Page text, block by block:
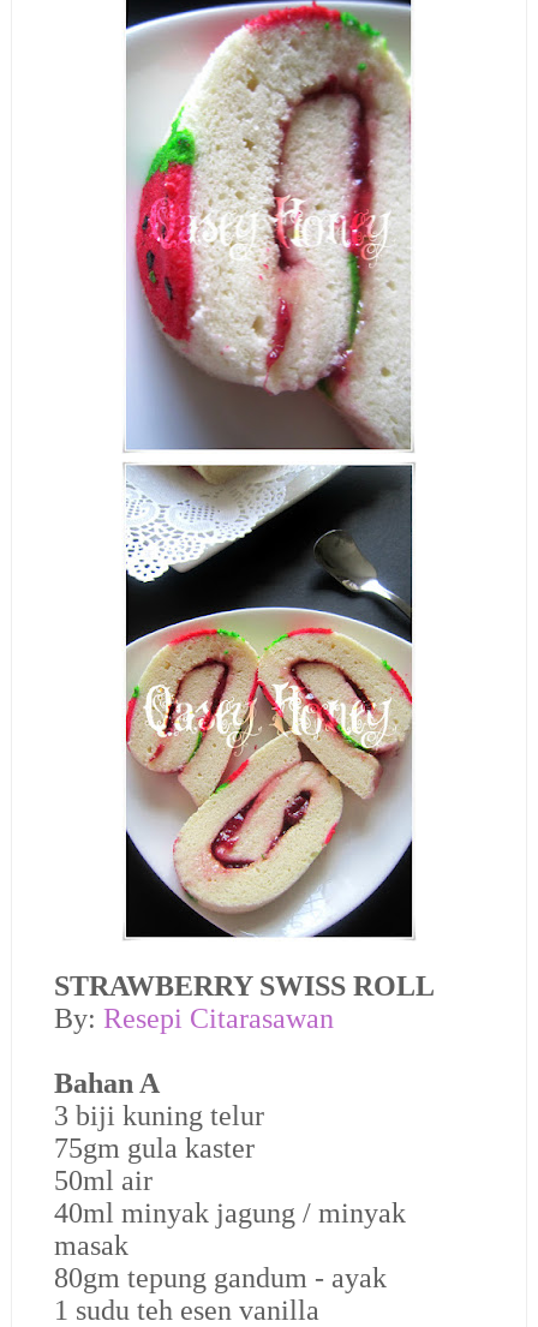
STRAWBERRY SWISS ROLL
By: Resepi Citarasawan
Bahan A
3 biji kuning telur
75gm gula kaster
50ml air
40ml minyak jagung / minyak
masak
80gm tepung gandum - ayak
1 sudu teh esen vanilla